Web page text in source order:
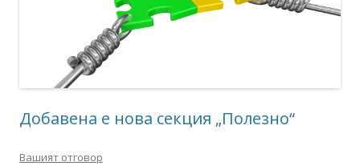
Добавена е нова секция „Полезно“
Вашият отговор